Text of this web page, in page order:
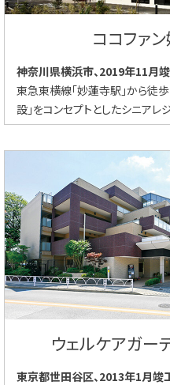
ココファ
神奈川県横浜市、2019年11月
東急東横線「妙蓮寺駅」から徒
設」をコンセプトとしたシニアレ
ウェルケアガー
東京都世田谷区、2013年1月竣